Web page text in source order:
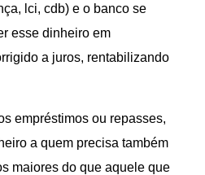
lci, cdb) e o banco se
esse dinheiro em
a juros, rentabilizando
empréstimos ou repasses,
a quem precisa também
maiores do que aquele que